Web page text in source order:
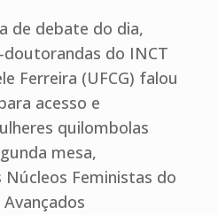
de debate do dia,
do INCT
Ferreira (UFCG) falou
acesso e
quilombolas
mesa,
Feministas do